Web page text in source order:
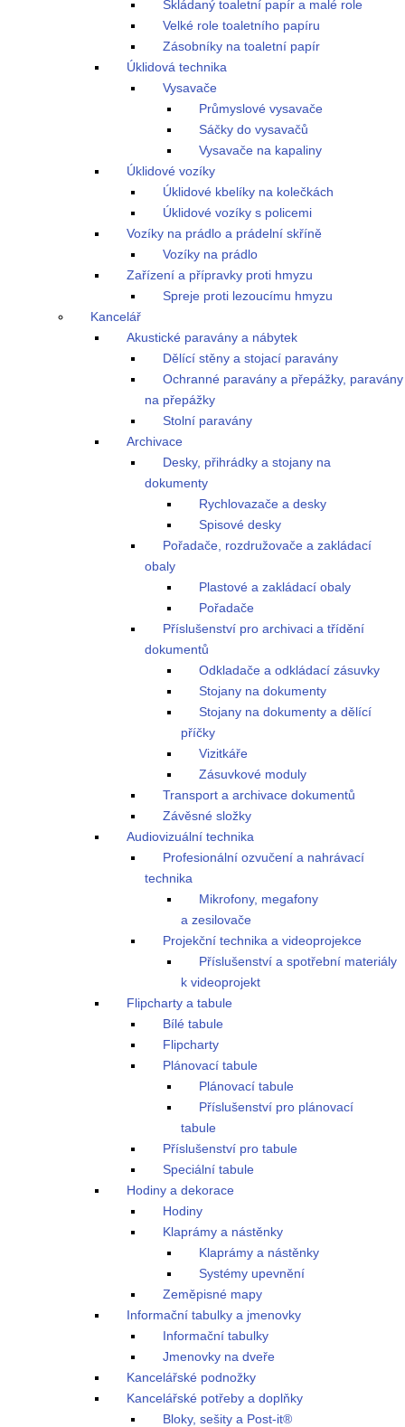
Skládaný toaletní papír a malé role
Velké role toaletního papíru
Zásobníky na toaletní papír
Úklidová technika
Vysavače
Průmyslové vysavače
Sáčky do vysavačů
Vysavače na kapaliny
Úklidové vozíky
Úklidové kbelíky na kolečkách
Úklidové vozíky s policemi
Vozíky na prádlo a prádelní skříně
Vozíky na prádlo
Zařízení a přípravky proti hmyzu
Spreje proti lezoucímu hmyzu
Kancelář
Akustické paravány a nábytek
Dělící stěny a stojací paravány
Ochranné paravány a přepážky, paravány
na přepážky
Stolní paravány
Archivace
Desky, přihrádky a stojany na
dokumenty
Rychlovazače a desky
Spisové desky
Pořadače, rozdružovače a zakládací
obaly
Plastové a zakládací obaly
Pořadače
Příslušenství pro archivaci a třídění
dokumentů
Odkladače a odkládací zásuvky
Stojany na dokumenty
Stojany na dokumenty a dělící
příčky
Vizitkáře
Zásuvkové moduly
Transport a archivace dokumentů
Závěsné složky
Audiovizuální technika
Profesionální ozvučení a nahrávací
technika
Mikrofony, megafony
a zesilovače
Projekční technika a videoprojekce
Příslušenství a spotřební materiály
k videoprojekt
Flipcharty a tabule
Bílé tabule
Flipcharty
Plánovací tabule
Plánovací tabule
Příslušenství pro plánovací
tabule
Příslušenství pro tabule
Speciální tabule
Hodiny a dekorace
Hodiny
Klaprámy a nástěnky
Klaprámy a nástěnky
Systémy upevnění
Zeměpisné mapy
Informační tabulky a jmenovky
Informační tabulky
Jmenovky na dveře
Kancelářské podnožky
Kancelářské potřeby a doplňky
Bloky, sešity a Post-it®